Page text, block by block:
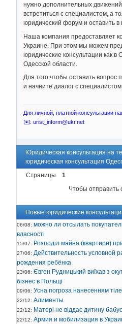
нужно дополнительных
встретиться с специалистом, а
юридический форум и оставить
Наша компания предоставляет
Украине. При этом мы можем
юридические консультации как в
Одесской области.
Для того чтобы оставить вопрос
и начните диалог с
Для личной, платной консультации
✉️: urist_inform@ukr.net
Юридическая консультация на
юридическая консультация
Страницы
1
Чтобы отправить
Новые юридические
06/08: можно ли отсылать
власності
15/07: Розподіл майна (квартири)
27/06: Действительность условной
рождения ребёнка
23/06: Євген Рудницький виїхав з
бізнес в Польщі
09/06: Усна погроза нанесенням
22/12: Алименты
22/12: Матері не віддає дитину
22/12: Армия и мобилизация в